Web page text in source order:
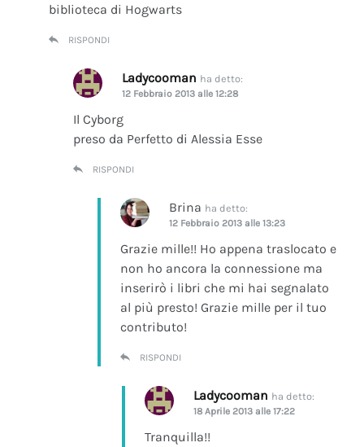
biblioteca di Hogwarts
RISPONDI
Ladycooman ha detto:
12 Febbraio 2013 alle 12:28
Il Cyborg
preso da Perfetto di Alessia Esse
RISPONDI
Brina ha detto:
12 Febbraio 2013 alle 13:23
Grazie mille!! Ho appena traslocato e
non ho ancora la connessione ma
inserirò i libri che mi hai segnalato
al più presto! Grazie mille per il tuo
contributo!
RISPONDI
Ladycooman ha detto:
18 Aprile 2013 alle 17:22
Tranquilla!!